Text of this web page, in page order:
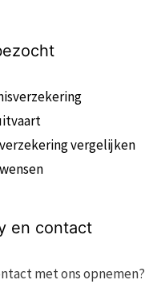
vergelijken
en contact
met ons opnemen?